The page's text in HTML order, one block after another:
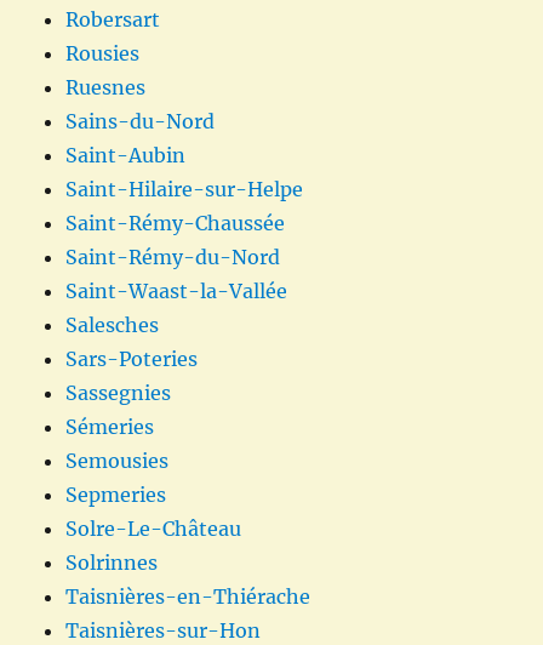
Robersart
Rousies
Ruesnes
Sains-du-Nord
Saint-Aubin
Saint-Hilaire-sur-Helpe
Saint-Rémy-Chaussée
Saint-Rémy-du-Nord
Saint-Waast-la-Vallée
Salesches
Sars-Poteries
Sassegnies
Sémeries
Semousies
Sepmeries
Solre-Le-Château
Solrinnes
Taisnières-en-Thiérache
Taisnières-sur-Hon